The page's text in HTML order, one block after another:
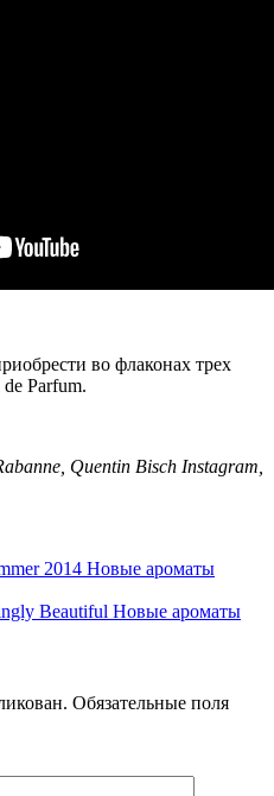
во флаконах трех
Parfum.
Quentin Bisch Instagram,
2014 Новые ароматы
Beautiful Новые ароматы
Обязательные поля